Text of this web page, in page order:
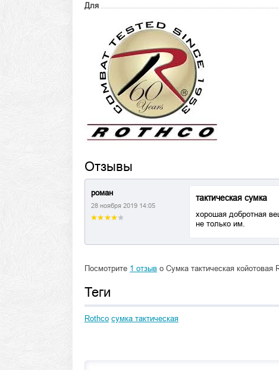
Для
Отзывы
роман
28 ноября 2019 14:05
тактическая сумка
хорошая добротная
не только им.
Посмотрите 1 отзыв о Сумка тактическая
Теги
Rothco сумка тактическая